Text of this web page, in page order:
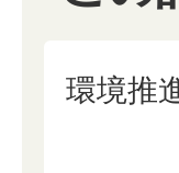
環境推